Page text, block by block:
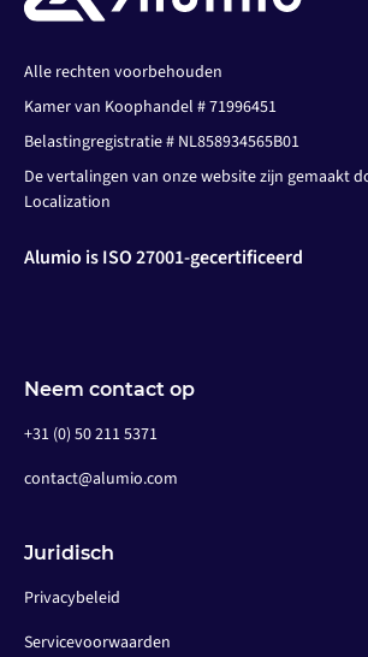
Alle rechten voorbehouden
Kamer van Koophandel # 71996451
Belastingregistratie # NL858934565B01
De vertalingen van onze website zijn gemaakt
Localization
Alumio is ISO 27001-gecertificeerd
Neem contact op
+31 (0) 50 211 5371
contact@alumio.com
Juridisch
Privacybeleid
Servicevoorwaarden